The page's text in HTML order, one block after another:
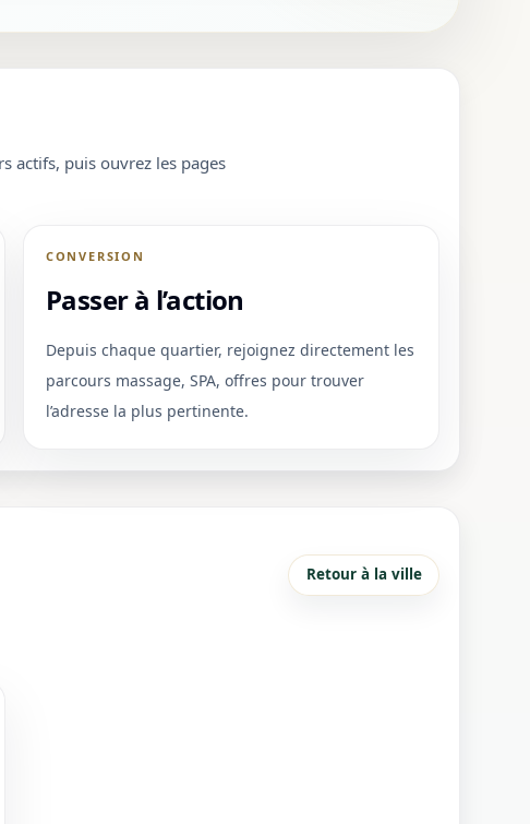
actifs, puis ouvrez les pages
CONVERSION
Passer à l’action
Depuis chaque quartier, rejoignez directement les
parcours massage, SPA, offres pour trouver
l’adresse la plus pertinente.
Retour à la ville